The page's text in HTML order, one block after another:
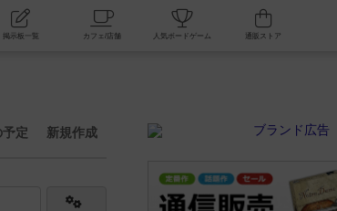
ニティ 掲示板一覧 カフェ/店舗 人気ボードゲーム
新規作成
予定